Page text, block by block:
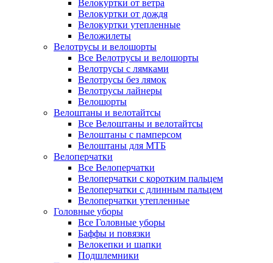
Велокуртки от ветра
Велокуртки от дождя
Велокуртки утепленные
Веложилеты
Велотрусы и велошорты
Все Велотрусы и велошорты
Велотрусы с лямками
Велотрусы без лямок
Велотрусы лайнеры
Велошорты
Велоштаны и велотайтсы
Все Велоштаны и велотайтсы
Велоштаны с памперсом
Велоштаны для МТБ
Велоперчатки
Все Велоперчатки
Велоперчатки с коротким пальцем
Велоперчатки с длинным пальцем
Велоперчатки утепленные
Головные уборы
Все Головные уборы
Баффы и повязки
Велокепки и шапки
Подшлемники